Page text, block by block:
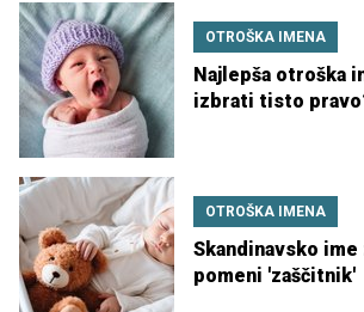
OTROŠKA IMENA
Najlepša otroška
izbrati tisto
OTROŠKA IMENA
Skandinavsko
pomeni 'zaščitnik'